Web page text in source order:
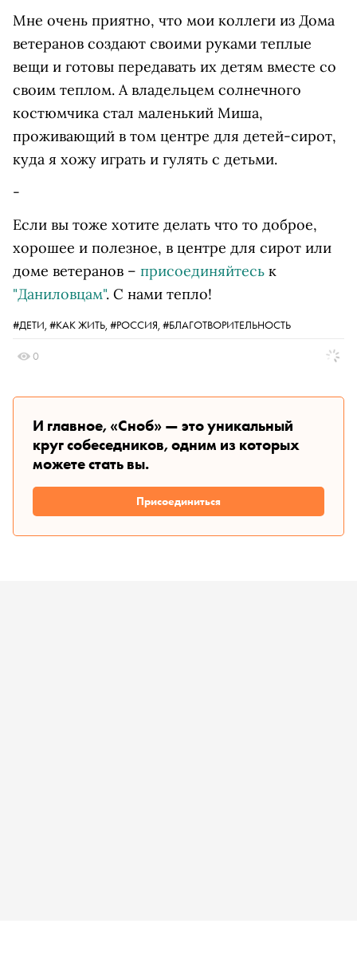
Мне очень приятно, что мои коллеги из Дома
ветеранов создают своими руками теплые
вещи и готовы передавать их детям вместе со
своим теплом. А владельцем солнечного
костюмчика стал маленький Миша,
проживающий в том центре для детей-сирот,
куда я хожу играть и гулять с детьми.
-
Если вы тоже хотите делать что то доброе,
хорошее и полезное, в центре для сирот или
доме ветеранов – присоединяйтесь к
"Даниловцам". С нами тепло!
#ДЕТИ, #КАК ЖИТЬ, #РОССИЯ, #БЛАГОТВОРИТЕЛЬНОСТЬ
0
И главное, «Сноб» — это уникальный
круг собеседников, одним из которых
можете стать вы.
Присоединиться